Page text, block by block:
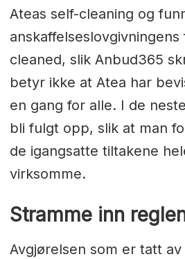
Ateas self-cleaning og
cleaned, slik Anbud365
betyr ikke at Atea har
en gang for alle. I de
bli fulgt opp, slik at man
de igangsatte tiltakene
virksomme.
Stramme inn
Avgjørelsen som er tatt av